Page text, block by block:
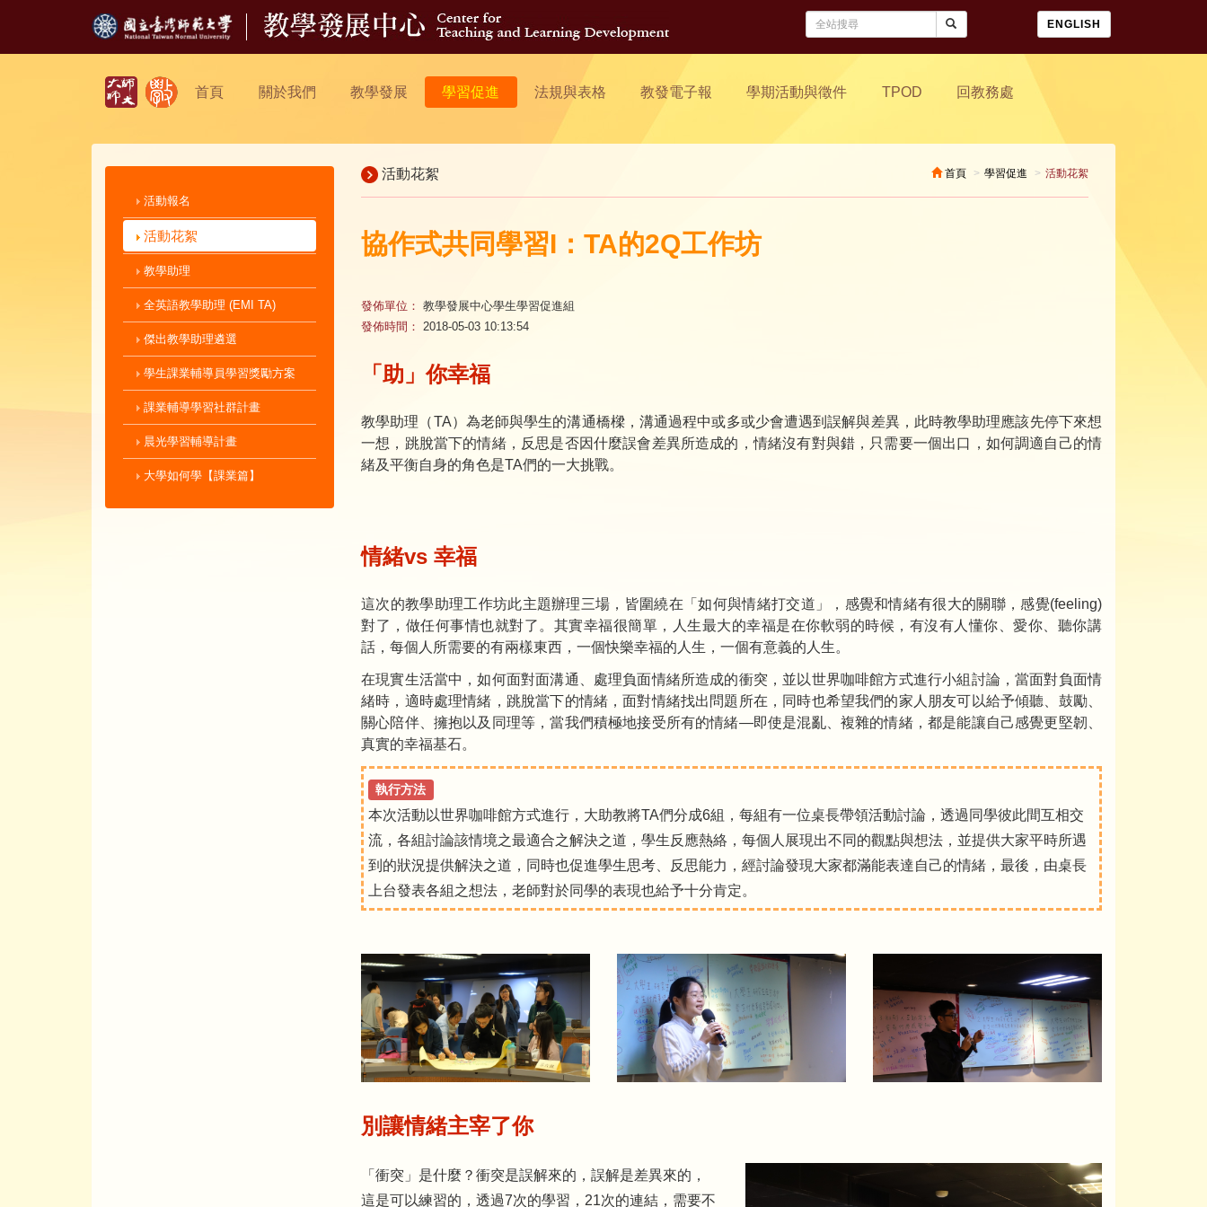
ENGLISH
首頁 關於我們 教學發展 學習促進 法規與表格 教發電子報 學期活動與徵件 TPOD 回教務處
活動報名
活動花絮
教學助理
全英語教學助理 (EMI TA)
傑出教學助理遴選
學生課業輔導員學習獎勵方案
課業輔導學習社群計畫
晨光學習輔導計畫
大學如何學【課業篇】
活動花絮 首頁 學習促進 活動花絮
協作式共同學習I：TA的2Q工作坊
發佈單位： 教學發展中心學生學習促進組
發佈時間： 2018-05-03 10:13:54
「助」你幸福
教學助理（TA）為老師與學生的溝通橋樑，溝通過程中或多或少會遭遇到誤解與差異，此時教學助理應該先停下來想
一想，跳脫當下的情緒，反思是否因什麼誤會差異所造成的，情緒沒有對與錯，只需要一個出口，如何調適自己的情
緒及平衡自身的角色是TA們的一大挑戰。
情緒vs 幸福
這次的教學助理工作坊此主題辦理三場，皆圍繞在「如何與情緒打交道」，感覺和情緒有很大的關聯，感覺(feeling)
對了，做任何事情也就對了。其實幸福很簡單，人生最大的幸福是在你軟弱的時候，有沒有人懂你、愛你、聽你講
話，每個人所需要的有兩樣東西，一個快樂幸福的人生，一個有意義的人生。
在現實生活當中，如何面對面溝通、處理負面情緒所造成的衝突，並以世界咖啡館方式進行小組討論，當面對負面情
緒時，適時處理情緒，跳脫當下的情緒，面對情緒找出問題所在，同時也希望我們的家人朋友可以給予傾聽、鼓勵、
關心陪伴、擁抱以及同理等，當我們積極地接受所有的情緒—即使是混亂、複雜的情緒，都是能讓自己感覺更堅韌、
真實的幸福基石。
執行方法
本次活動以世界咖啡館方式進行，大助教將TA們分成6組，每組有一位桌長帶領活動討論，透過同學彼此間互相交
流，各組討論該情境之最適合之解決之道，學生反應熱絡，每個人展現出不同的觀點與想法，並提供大家平時所遇
到的狀況提供解決之道，同時也促進學生思考、反思能力，經討論發現大家都滿能表達自己的情緒，最後，由桌長
上台發表各組之想法，老師對於同學的表現也給予十分肯定。
別讓情緒主宰了你
「衝突」是什麼？衝突是誤解來的，誤解是差異來的，
這是可以練習的，透過7次的學習，21次的連結，需要不